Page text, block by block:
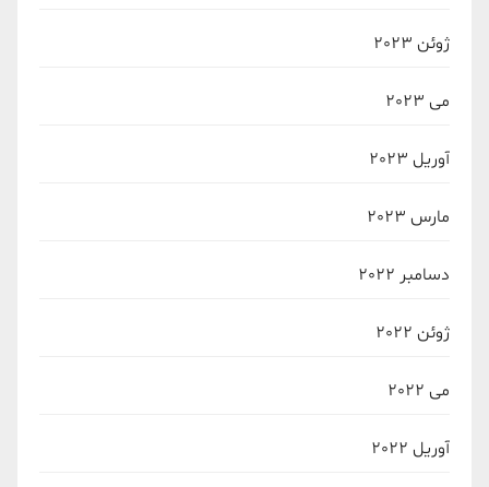
ژوئن 2023
می 2023
آوریل 2023
مارس 2023
دسامبر 2022
ژوئن 2022
می 2022
آوریل 2022